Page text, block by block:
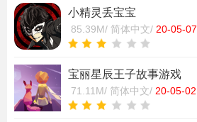
小精灵丢宝宝
85.39M/ 简体中文/ 20-05-07
宝丽星辰王子故事游戏
71.11M/ 简体中文/ 20-05-02